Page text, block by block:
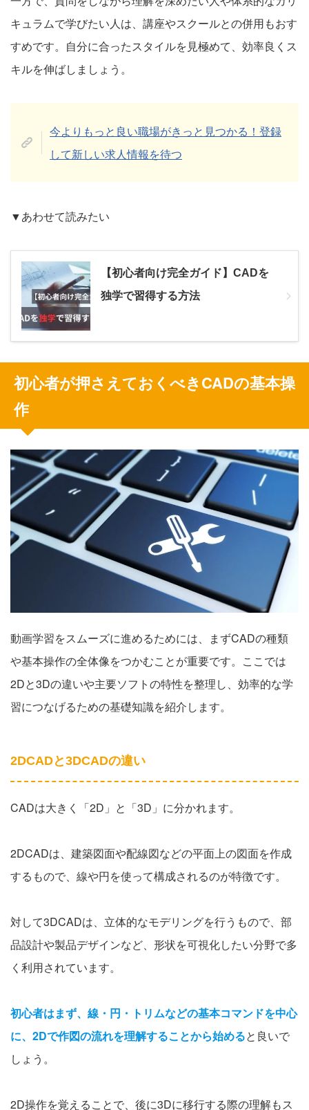
キュラムで学びたい人は、講座やスクールとの併用もおす
すめです。自分に合ったスタイルを見極めて、効率良くス
キルを伸ばしましょう。
今よりもっと良い職場がきっと見つかる！登録
して新しい求人情報を待つ
▼あわせて読みたい
【初心者向け完全ガイド】CADを
独学で習得する方法
初心者が押さえておくべきCADの基本操
作
動画学習をスムーズに進めるためには、まずCADの種類
や基本操作の全体像をつかむことが重要です。ここでは
2Dと3Dの違いや主要ソフトの特性を整理し、効率的な学
習につなげるための基礎知識を紹介します。
2DCADと3DCADの違い
CADは大きく「2D」と「3D」に分かれます。
2DCADは、建築図面や配線図などの平面上の図面を作成
するもので、線や円を使って構成されるのが特徴です。
対して3DCADは、立体的なモデリングを行うもので、部
品設計や製品デザインなど、形状を可視化したい分野で多
く利用されています。
初心者はまず、線・円・トリムなどの基本コマンドを中心
に、2Dで作図の流れを理解することから始めると良いで
しょう。
2D操作を覚えることで、後に3Dに移行する際の理解もス